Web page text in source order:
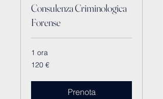
Consulenza Criminologica
Forense
1 ora
120
euro
120 €
Prenota